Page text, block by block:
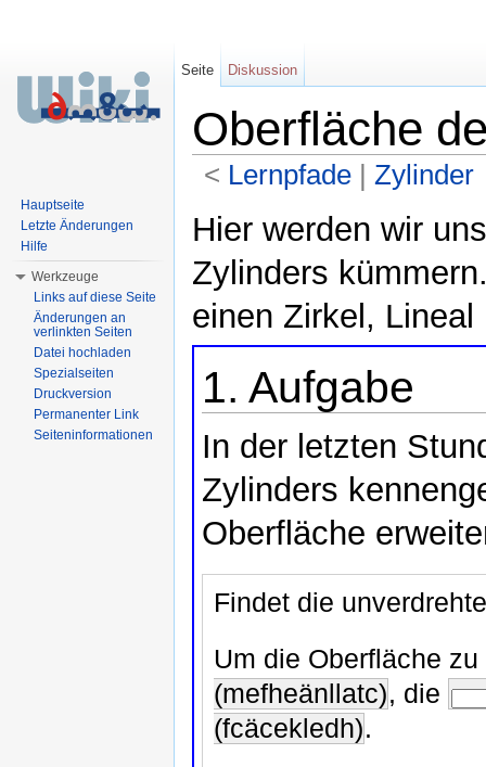
Oberfläche
< Lernpfade‎ | Zylinder
Hier werden wir
Zylinders
einen Zirkel, Lineal
1. Aufgabe
In der letzten
Zylinders
Oberfläche
Findet die
Um die Oberfläche
(mefheänllatc), die
(fcäcekledh).
Seite Diskussion
Hauptseite
Letzte Änderungen
Hilfe
Werkzeuge
Links auf diese Seite
Änderungen an
verlinkten Seiten
Datei hochladen
Spezialseiten
Druckversion
Permanenter Link
Seiteninformationen